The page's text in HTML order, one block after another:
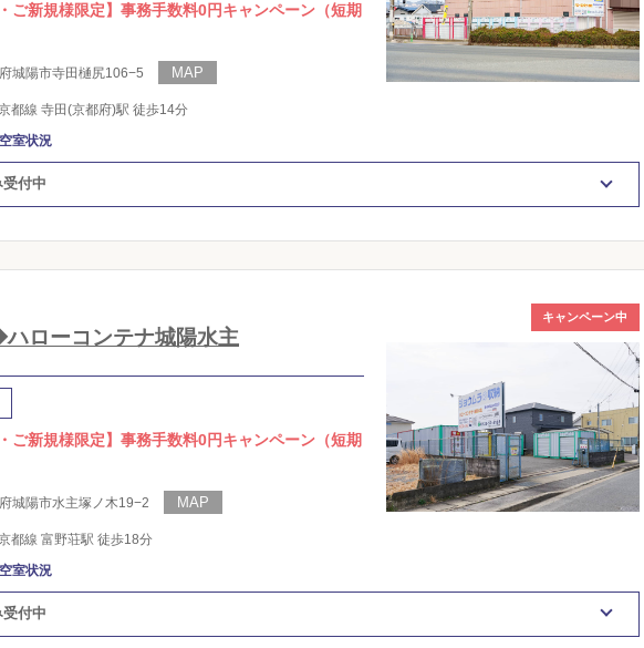
ご新規様限定】事務手数料0円キャンペーン（短期
城陽市寺田樋尻106−5
都線 寺田(京都府)駅 徒歩14分
室状況
付中
ローコンテナ城陽水主
ご新規様限定】事務手数料0円キャンペーン（短期
城陽市水主塚ノ木19−2
都線 富野荘駅 徒歩18分
キャンペーン中
室状況
付中